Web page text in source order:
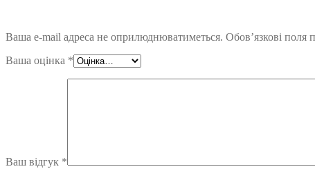
Ваша e-mail адреса не оприлюднюватиметься. Обов’язкові поля
Ваша оцінка *
Ваш відгук *